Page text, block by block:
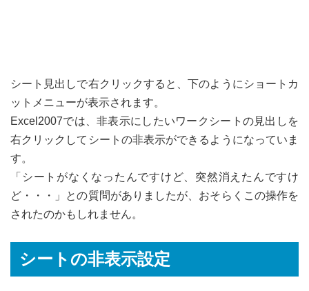
シート見出しで右クリックすると、下のようにショートカ
ットメニューが表示されます。
Excel2007では、非表示にしたいワークシートの見出しを
右クリックしてシートの非表示ができるようになっていま
す。
「シートがなくなったんですけど、突然消えたんですけ
ど・・・」との質問がありましたが、おそらくこの操作を
されたのかもしれません。
シートの非表示設定